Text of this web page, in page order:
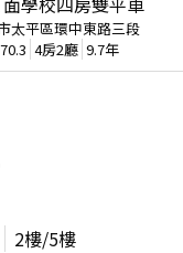
太平區環中東路三段
70.3 4房2廳 9.7年
2樓/5樓